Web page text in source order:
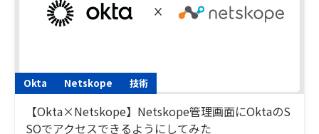
Okta Netskope 技術
【Okta×Netskope】Netskope管理画面にOktaのS
SOでアクセスできるようにしてみた